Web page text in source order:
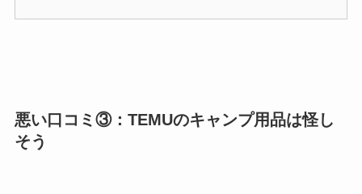
悪い口コミ③：TEMUのキャンプ用品は怪し
そう